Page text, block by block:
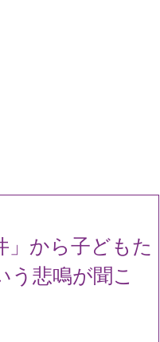
」から子どもた
う悲鳴が聞こ